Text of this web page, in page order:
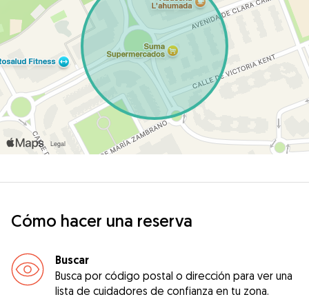
Cómo hacer una reserva
Buscar
Busca por código postal o dirección para ver una
lista de cuidadores de confianza en tu zona.